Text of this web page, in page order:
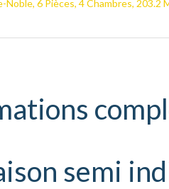
6 Pièces, 4 Chambres, 203.2
semi